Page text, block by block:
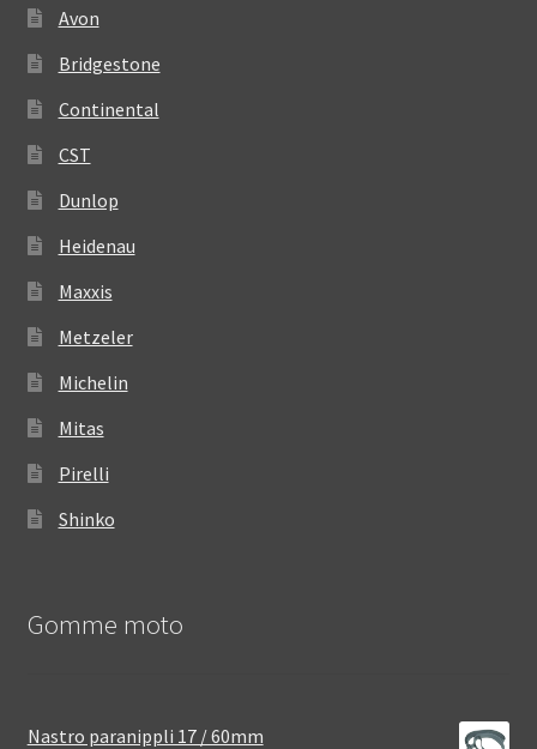
Avon
Bridgestone
Continental
CST
Dunlop
Heidenau
Maxxis
Metzeler
Michelin
Mitas
Pirelli
Shinko
Gomme moto
Nastro paranippli 17 / 60mm